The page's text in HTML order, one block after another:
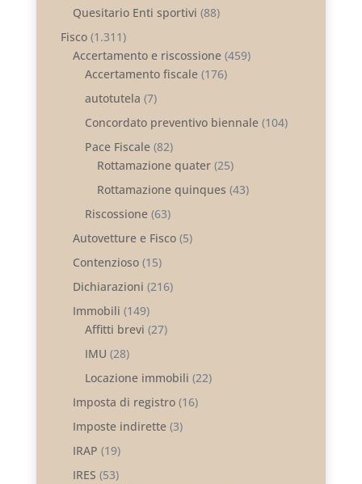
Quesitario Enti sportivi (88)
Fisco(1.311)
Accertamento e riscossione(459)
Accertamento fiscale(176)
autotutela (7)
Concordato preventivo biennale(104)
Pace Fiscale(82)
Rottamazione quater(25)
Rottamazione quinques (43)
Riscossione(63)
Autovetture e Fisco(5)
Contenzioso(15)
Dichiarazioni (216)
Immobili (149)
Affitti brevi (27)
IMU (28)
Locazione immobili (22)
Imposta di registro(16)
Imposte indirette(3)
IRAP (19)
IRES (53)